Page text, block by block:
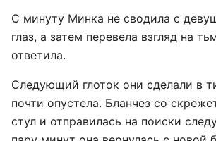
С минуту Минка не сводила с
глаз, а затем перевела взгляд на
ответила.
Следующий глоток они сделали в
почти опустела. Бланчез со
стул и отправилась на поиски